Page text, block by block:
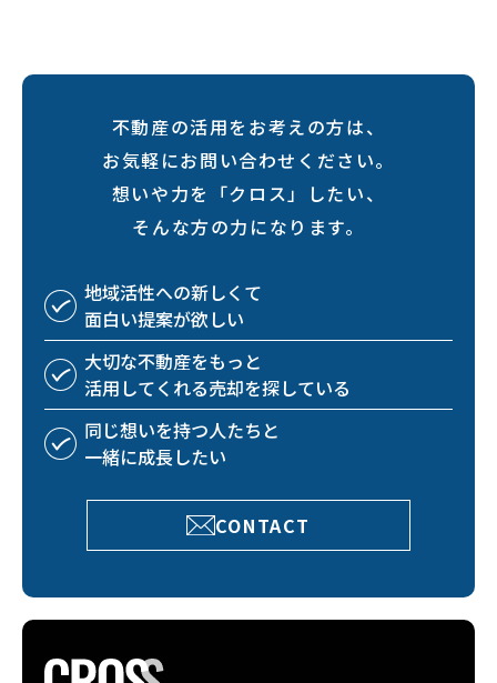
不動産の活用をお考えの方は、
お気軽にお問い合わせください。
想いや力を「クロス」したい、
そんな方の力になります。
地域活性への新しくて
面白い提案が欲しい
大切な不動産をもっと
活用してくれる売却を探している
同じ想いを持つ人たちと
一緒に成長したい
CONTACT